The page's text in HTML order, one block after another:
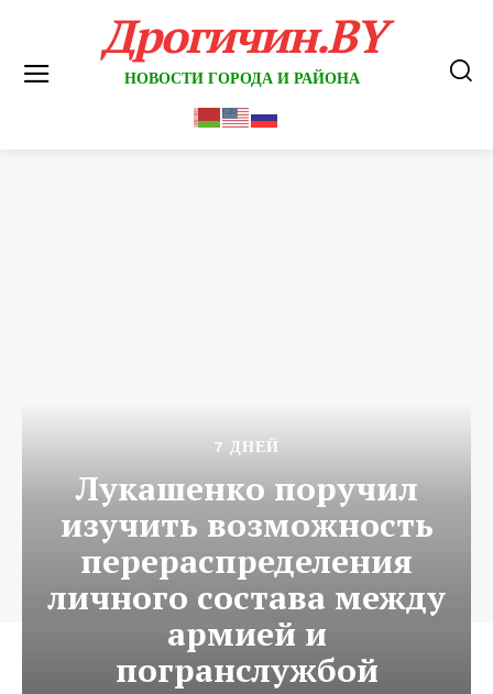
Дрогичин.BY
НОВОСТИ ГОРОДА И РАЙОНА
7 ДНЕЙ
Лукашенко поручил
изучить возможность
перераспределения
личного состава между
армией и
погранслужбой